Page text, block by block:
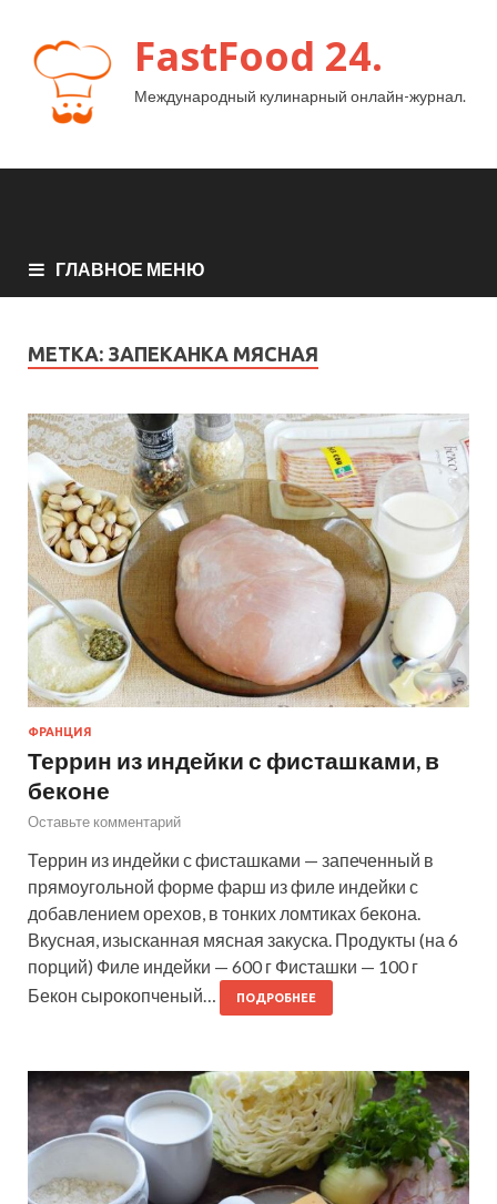
FastFood 24.
Международный кулинарный онлайн-журнал.
ГЛАВНОЕ МЕНЮ
МЕТКА: ЗАПЕКАНКА МЯСНАЯ
ФРАНЦИЯ
Террин из индейки с фисташками, в
беконе
Оставьте комментарий
Террин из индейки с фисташками — запеченный в
прямоугольной форме фарш из филе индейки с
добавлением орехов, в тонких ломтиках бекона.
Вкусная, изысканная мясная закуска. Продукты (на 6
порций) Филе индейки — 600 г Фисташки — 100 г
Бекон сырокопченый…
ПОДРОБНЕЕ